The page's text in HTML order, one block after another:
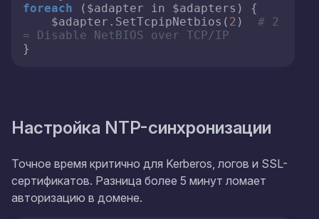
foreach ($adapter in $adapters) {
    $adapter.SetTcpipNetbios(
2 ) # 2
= Disable NetBIOS over TCP/IP
}
Настройка NTP-синхронизации
Точное время критично для Kerberos, логов и SSL-
сертификатов. Разница более 5 минут ломает
авторизацию в домене.